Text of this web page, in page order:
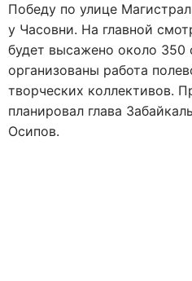
Победу по улице
у Часовни. На главной
будет высажено около 350
организованы работа
творческих коллективов.
планировал глава
Осипов.